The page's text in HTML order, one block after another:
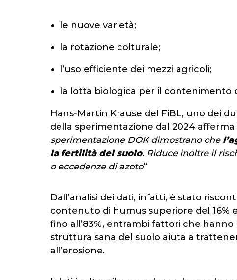
le nuove varietà;
la rotazione colturale;
l’uso efficiente dei mezzi agricoli;
la lotta biologica per il contenimento
Hans-Martin Krause del FiBL, uno dei
della sperimentazione dal 2024 afferma
sperimentazione DOK dimostrano che
la fertilità del suolo. Riduce inoltre il
o eccedenze di azoto“
Dall’analisi dei dati, infatti, è stato
contenuto di humus superiore del 16%
fino all’83%, entrambi fattori che
struttura sana del suolo aiuta a
all’erosione.